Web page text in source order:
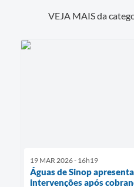
VEJA MAIS da
19 MAR 2026 - 16h19
Águas de Sinop
intervenções após